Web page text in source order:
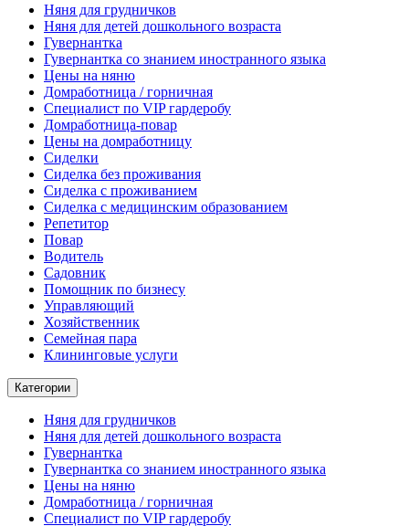
Няня для грудничков
Няня для детей дошкольного возраста
Гувернантка
Гувернантка со знанием иностранного языка
Цены на няню
Домработница / горничная
Cпециалист по VIP гардеробу
Домработница-повар
Цены на домработницу
Сиделки
Сиделка без проживания
Сиделка с проживанием
Сиделка с медицинским образованием
Репетитор
Повар
Водитель
Садовник
Помощник по бизнесу
Управляющий
Хозяйственник
Семейная пара
Клининговые услуги
Категории
Няня для грудничков
Няня для детей дошкольного возраста
Гувернантка
Гувернантка со знанием иностранного языка
Цены на няню
Домработница / горничная
Cпециалист по VIP гардеробу